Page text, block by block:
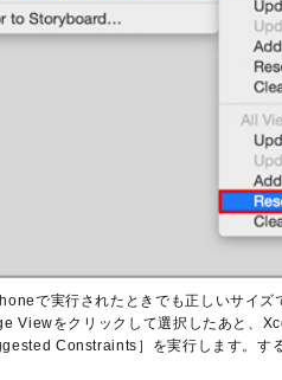
で実行されたときでも正しいサイ
Viewをクリックして選択したあと
Constraints］を実行します。す